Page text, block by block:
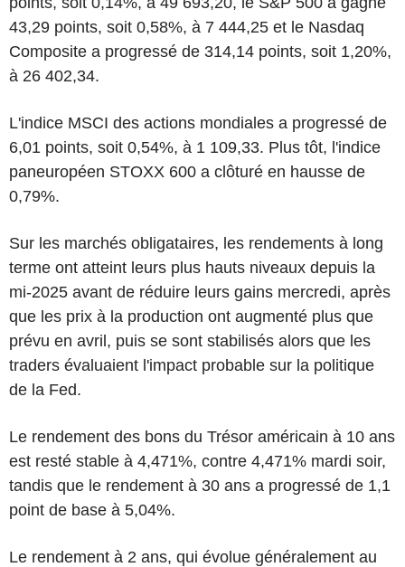
43,29 points, soit 0,58%, à 7 444,25 et le Nasdaq
Composite a progressé de 314,14 points, soit 1,20%,
à 26 402,34.
L'indice MSCI des actions mondiales a progressé de
6,01 points, soit 0,54%, à 1 109,33. Plus tôt, l'indice
paneuropéen STOXX 600 a clôturé en hausse de
0,79%.
Sur les marchés obligataires, les rendements à long
terme ont atteint leurs plus hauts niveaux depuis la
mi-2025 avant de réduire leurs gains mercredi, après
que les prix à la production ont augmenté plus que
prévu en avril, puis se sont stabilisés alors que les
traders évaluaient l'impact probable sur la politique
de la Fed.
Le rendement des bons du Trésor américain à 10 ans
est resté stable à 4,471%, contre 4,471% mardi soir,
tandis que le rendement à 30 ans a progressé de 1,1
point de base à 5,04%.
Le rendement à 2 ans, qui évolue généralement au